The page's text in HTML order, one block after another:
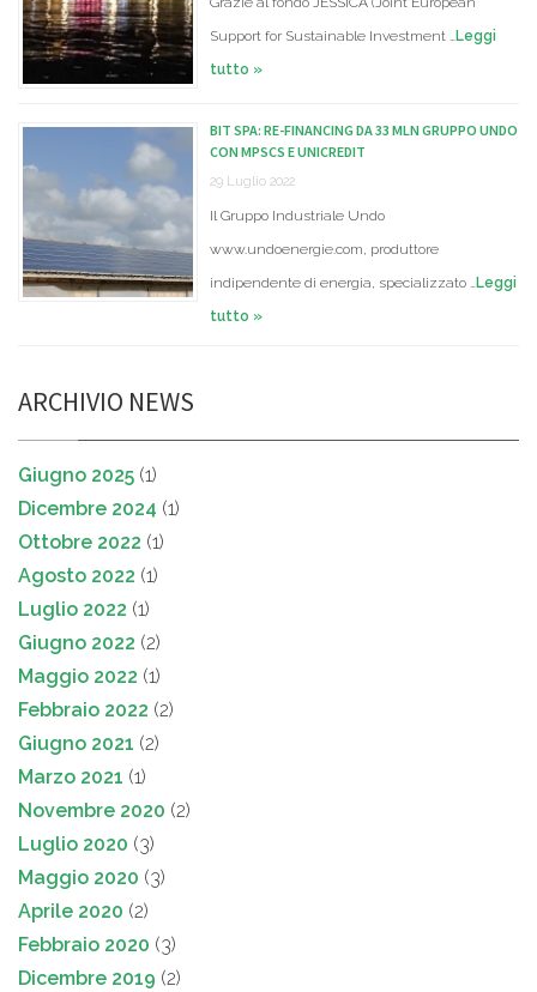
Support for Sustainable Investment …Leggi
tutto »
BIT SPA: RE-FINANCING DA 33 MLN GRUPPO UNDO
CON MPSCS E UNICREDIT
29 Luglio 2022
Il Gruppo Industriale Undo
www.undoenergie.com, produttore
indipendente di energia, specializzato …Leggi
tutto »
ARCHIVIO NEWS
Giugno 2025 (1)
Dicembre 2024 (1)
Ottobre 2022 (1)
Agosto 2022 (1)
Luglio 2022 (1)
Giugno 2022 (2)
Maggio 2022 (1)
Febbraio 2022 (2)
Giugno 2021 (2)
Marzo 2021 (1)
Novembre 2020 (2)
Luglio 2020 (3)
Maggio 2020 (3)
Aprile 2020 (2)
Febbraio 2020 (3)
Dicembre 2019 (2)